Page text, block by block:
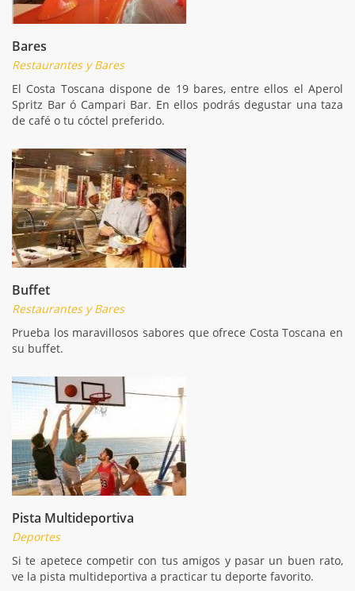
Bares
Restaurantes y Bares
El Costa Toscana dispone de 19 bares, entre ellos el Aperol
Spritz Bar ó Campari Bar. En ellos podrás degustar una taza
de café o tu cóctel preferido.
Buffet
Restaurantes y Bares
Prueba los maravillosos sabores que ofrece Costa Toscana en
su buffet.
Pista Multideportiva
Deportes
Si te apetece competir con tus amigos y pasar un buen rato,
ve la pista multideportiva a practicar tu deporte favorito.